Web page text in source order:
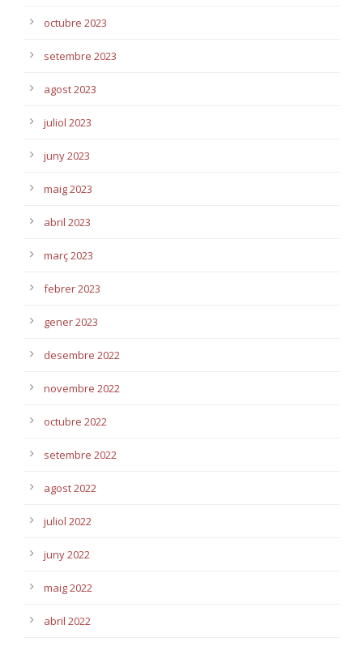
octubre 2023
setembre 2023
agost 2023
juliol 2023
juny 2023
maig 2023
abril 2023
març 2023
febrer 2023
gener 2023
desembre 2022
novembre 2022
octubre 2022
setembre 2022
agost 2022
juliol 2022
juny 2022
maig 2022
abril 2022